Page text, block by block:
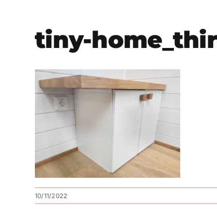
tiny-
10/11/2022